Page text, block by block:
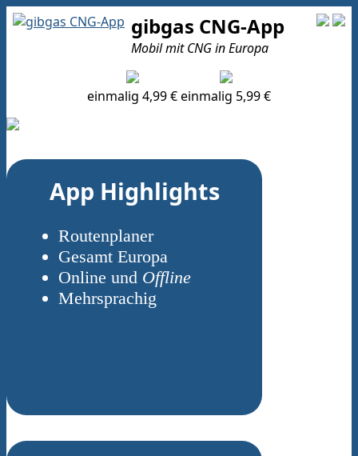
gibgas CNG-App
Mobil mit CNG in Europa
einmalig 4,99 €einmalig 5,99 €
App Highlights
Routenplaner
Gesamt Europa
Online und Offline
Mehrsprachig